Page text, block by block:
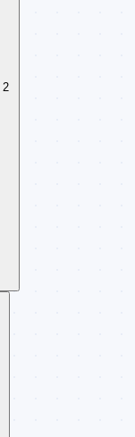
2